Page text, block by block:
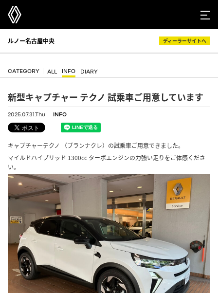
ルノー名古屋中央 ディーラーサイトへ
CATEGORY ALL INFO DIARY
新型キャプチャー テクノ 試乗車ご用意しています
2025.07.31.Thu INFO
キャプチャーテクノ （ブランナクレ）の試乗車ご用意できました。
マイルドハイブリッド 1300cc ターボエンジンの力強い走りをご体感くださ
い。